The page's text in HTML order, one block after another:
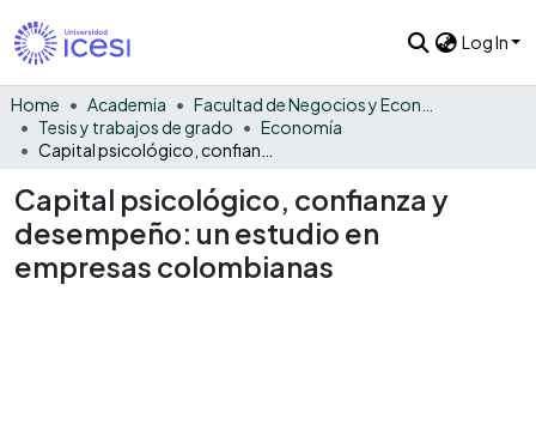
Log In
Home Academia
Tesis y trabajos de grado
Economía
Capital psicológico, confianza y
desempeño: un estudio en
empresas colombianas